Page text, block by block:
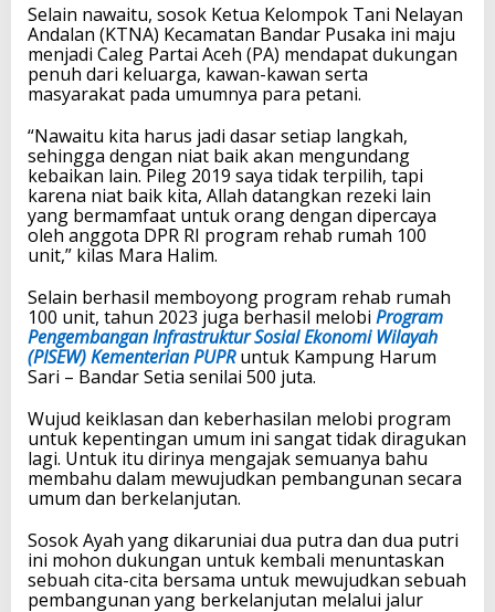
Selain nawaitu, sosok Ketua Kelompok Tani Nelayan
Andalan (KTNA) Kecamatan Bandar Pusaka ini maju
menjadi Caleg Partai Aceh (PA) mendapat dukungan
penuh dari keluarga, kawan-kawan serta
masyarakat pada umumnya para petani.
“Nawaitu kita harus jadi dasar setiap langkah,
sehingga dengan niat baik akan mengundang
kebaikan lain. Pileg 2019 saya tidak terpilih, tapi
karena niat baik kita, Allah datangkan rezeki lain
yang bermamfaat untuk orang dengan dipercaya
oleh anggota DPR RI program rehab rumah 100
unit,” kilas Mara Halim.
Selain berhasil memboyong program rehab rumah
100 unit, tahun 2023 juga berhasil melobi Program
Pengembangan Infrastruktur Sosial Ekonomi Wilayah
(PISEW) Kementerian PUPRuntuk Kampung Harum
Sari – Bandar Setia senilai 500 juta.
Wujud keiklasan dan keberhasilan melobi program
untuk kepentingan umum ini sangat tidak diragukan
lagi. Untuk itu dirinya mengajak semuanya bahu
membahu dalam mewujudkan pembangunan secara
umum dan berkelanjutan.
Sosok Ayah yang dikaruniai dua putra dan dua putri
ini mohon dukungan untuk kembali menuntaskan
sebuah cita-cita bersama untuk mewujudkan sebuah
pembangunan yang berkelanjutan melalui jalur